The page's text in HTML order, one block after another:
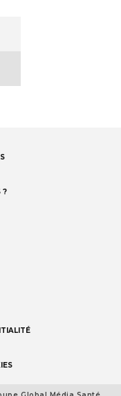
?